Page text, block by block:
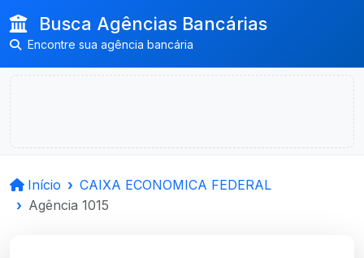
Busca Agências Bancárias
Encontre sua agência bancária
Início
CAIXA ECONOMICA FEDERAL
Agência 1015